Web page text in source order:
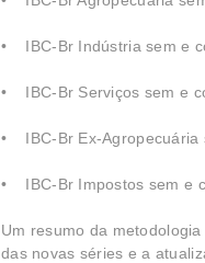
• IBC-Br Indústria sem e
• IBC-Br Serviços sem e
• IBC-Br Ex-Agropecuária
• IBC-Br Impostos sem e
Um resumo da
das novas séries e a